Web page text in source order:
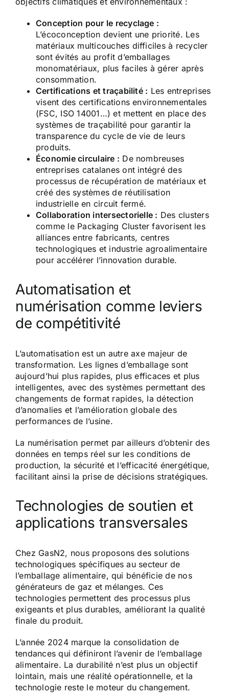
Conception pour le recyclage :
L’écoconception devient une priorité. Les
matériaux multicouches difficiles à recycler
sont évités au profit d’emballages
monomatériaux, plus faciles à gérer après
consommation.
Certifications et traçabilité : Les entreprises
visent des certifications environnementales
(FSC, ISO 14001…) et mettent en place des
systèmes de traçabilité pour garantir la
transparence du cycle de vie de leurs
produits.
Économie circulaire : De nombreuses
entreprises catalanes ont intégré des
processus de récupération de matériaux et
créé des systèmes de réutilisation
industrielle en circuit fermé.
Collaboration intersectorielle : Des clusters
comme le Packaging Cluster favorisent les
alliances entre fabricants, centres
technologiques et industrie agroalimentaire
pour accélérer l’innovation durable.
Automatisation et
numérisation comme leviers
de compétitivité
L’automatisation est un autre axe majeur de
transformation. Les lignes d’emballage sont
aujourd’hui plus rapides, plus efficaces et plus
intelligentes, avec des systèmes permettant des
changements de format rapides, la détection
d’anomalies et l’amélioration globale des
performances de l’usine.
La numérisation permet par ailleurs d’obtenir des
données en temps réel sur les conditions de
production, la sécurité et l’efficacité énergétique,
facilitant ainsi la prise de décisions stratégiques.
Technologies de soutien et
applications transversales
Chez GasN2, nous proposons des solutions
technologiques spécifiques au secteur de
l’emballage alimentaire, qui bénéficie de nos
générateurs de gaz et mélanges. Ces
technologies permettent des processus plus
exigeants et plus durables, améliorant la qualité
finale du produit.
L’année 2024 marque la consolidation de
tendances qui définiront l’avenir de l’emballage
alimentaire. La durabilité n’est plus un objectif
lointain, mais une réalité opérationnelle, et la
technologie reste le moteur du changement.